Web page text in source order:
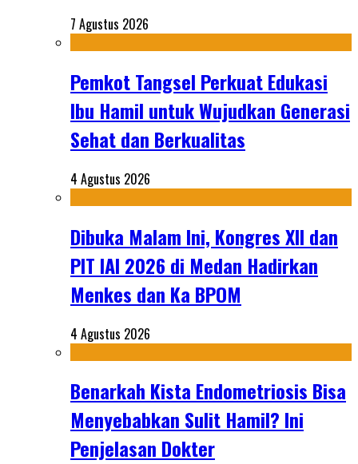
7 Agustus 2026
Pemkot Tangsel Perkuat Edukasi
Ibu Hamil untuk Wujudkan Generasi
Sehat dan Berkualitas
4 Agustus 2026
Dibuka Malam Ini, Kongres XII dan
PIT IAI 2026 di Medan Hadirkan
Menkes dan Ka BPOM
4 Agustus 2026
Benarkah Kista Endometriosis Bisa
Menyebabkan Sulit Hamil? Ini
Penjelasan Dokter